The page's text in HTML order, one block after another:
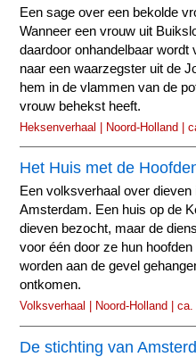
Een sage over een bekolde
Wanneer een vrouw uit
daardoor onhandelbaar wordt
naar een waarzegster uit de
hem in de vlammen van de
vrouw behekst heeft.
Heksenverhaal | Noord-Holland |
Het Huis met de
Een volksverhaal over dieven
Amsterdam. Een huis op de
dieven bezocht, maar de
voor één door ze hun
worden aan de gevel
ontkomen.
Volksverhaal | Noord-Holland |
De stichting van